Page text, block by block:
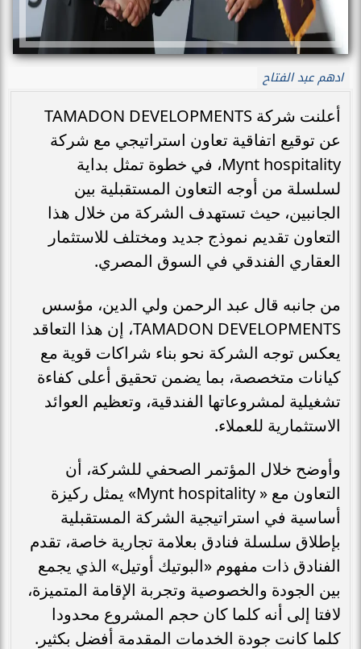
ادهم عبد الفتاح
أعلنت شركة TAMADON DEVELOPMENTS
عن توقيع اتفاقية تعاون استراتيجي مع شركة
Mynt hospitality، في خطوة تمثل بداية
لسلسلة من أوجه التعاون المستقبلية بين
الجانبين، حيث تستهدف الشركة من خلال هذا
التعاون تقديم نموذج جديد ومختلف للاستثمار
العقاري الفندقي في السوق المصري.
من جانبه قال عبد الرحمن ولي الدين، مؤسس
TAMADON DEVELOPMENTS، إن هذا التعاقد
يعكس توجه الشركة نحو بناء شراكات قوية مع
كيانات متخصصة، بما يضمن تحقيق أعلى كفاءة
تشغيلية لمشروعاتها الفندقية، وتعظيم العوائد
الاستثمارية للعملاء.
وأوضح خلال المؤتمر الصحفي للشركة، أن
التعاون مع « Mynt hospitality» يمثل ركيزة
أساسية في استراتيجية الشركة المستقبلية
بإطلاق سلسلة فنادق بعلامة تجارية خاصة، تقدم
الفنادق ذات مفهوم «البوتيك أوتيل» الذي يجمع
بين الجودة والخصوصية وتجربة الإقامة المتميزة،
لافتا إلى أنه كلما كان حجم المشروع محدودا
كلما كانت جودة الخدمات المقدمة أفضل بكثير.